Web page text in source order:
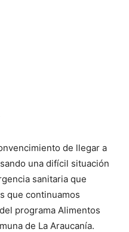
de llegar a
una difícil situación
sanitaria que
que continuamos
programa Alimentos
de La Araucanía.